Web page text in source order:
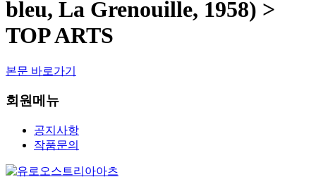
bleu, La Grenouille, 1958) >
TOP ARTS
본문 바로가기
회원메뉴
공지사항
작품문의